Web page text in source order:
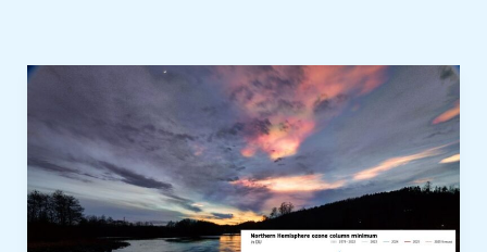
bajos
de
ozono
en